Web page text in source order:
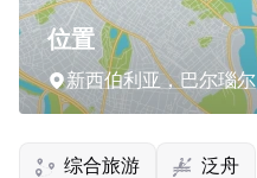
位置
新西伯利亚，巴尔瑙尔
综合旅游 泛舟